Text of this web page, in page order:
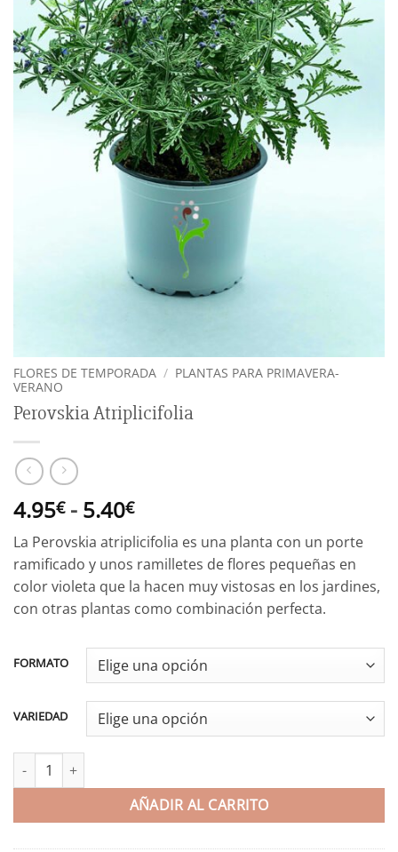
FLORES DE TEMPORADA / PLANTAS PARA PRIMAVERA-
VERANO
Perovskia Atriplicifolia
4.95€ - 5.40€Rango
de
precios:
desde
4.95€
hasta
La Perovskia atriplicifolia es una planta con un porte
ramificado y unos ramilletes de flores pequeñas en
color violeta que la hacen muy vistosas en los jardines,
con otras plantas como combinación perfecta.
FORMATO
VARIEDAD
Perovskia Atriplicifolia cantidad
AÑADIR AL CARRITO